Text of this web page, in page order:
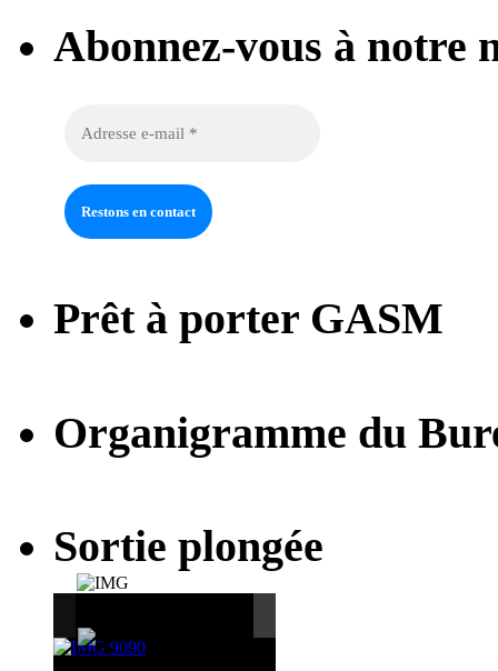
Abonnez-vous à notre
Prêt à porter GASM
Organigramme du
Sortie plongée